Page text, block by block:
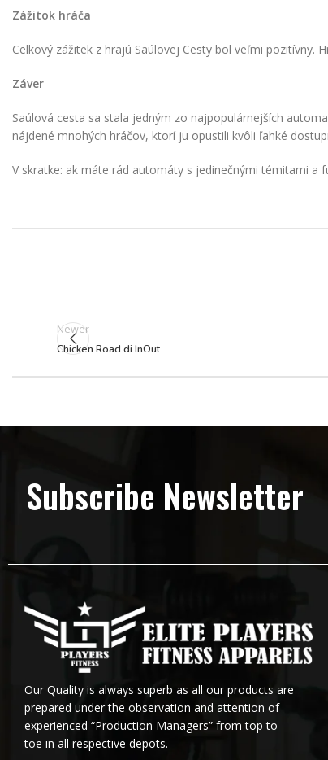
Zážitok hráča
Celkový zážitek z hrajú Saúlovej Cesty bol veľmi
Záver
Saúlová cesta sa stala jedným zo najpopulárnejších
nájdené mnohých hráčov, ktorí ju opustili kvôli ľahké
V skratke: ak máte rád automáty s jedinečnými témitami a
Newer
Chicken Road di InOut
Subscribe Newsletter
Our Quality is always superb as all our products are
prepared under the observation and attention of
experienced “Production Managers” from top to
toe in all respective depots.